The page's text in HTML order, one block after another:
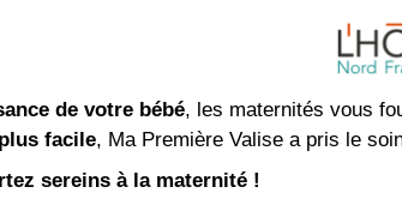
de votre bébé, les maternités vous
facile, Ma Première Valise a pris le
sereins à la maternité !